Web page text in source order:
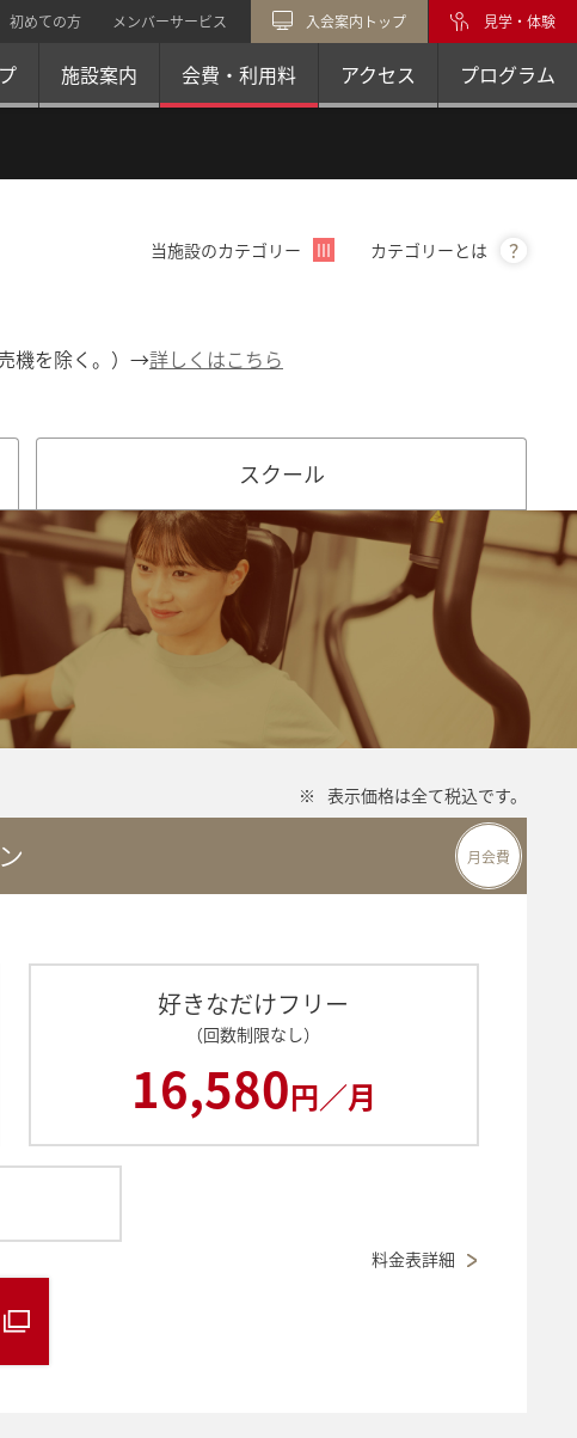
施設案内 会費・利用料 アクセス プログラム
初めての方 メンバーサービス 入会案内トップ 見学・体験
当施設のカテゴリー Ⅲ カテゴリーとは ？
機を除く。）→詳しくはこちら
スクール
※ 表示価格は全て税込です。
月会費
好きなだけフリー
（回数制限なし）
16,580円／月
料金表詳細